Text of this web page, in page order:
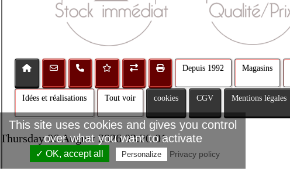
Depuis 1992 Magasins
Idées et réalisations Tout voir cookies CGV Mentions légales
Thursday 06 August 2026 03:20:01
This site uses cookies and gives you control
over what you want to activate
✓ OK, accept all Personalize Privacy policy